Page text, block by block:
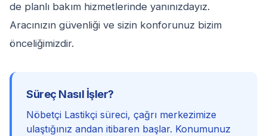
de planlı bakım hizmetlerinde yanınızdayız.
Aracınızın güvenliği ve sizin konforunuz bizim
önceliğimizdir.
Süreç Nasıl İşler?
Nöbetçi Lastikçi süreci, çağrı merkezimize
ulaştığınız andan itibaren başlar. Konumunuz